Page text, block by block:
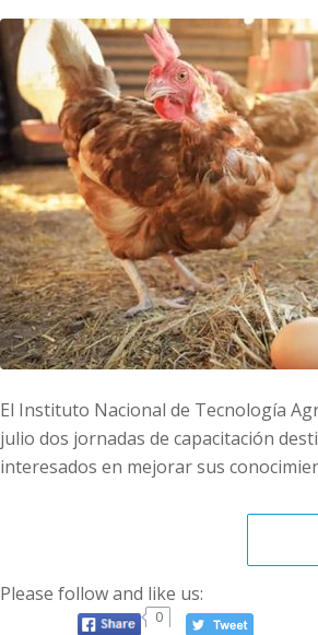
El Instituto Nacional de Tecnología
julio dos jornadas de capacitación
interesados en mejorar sus
Please follow and like us:
0